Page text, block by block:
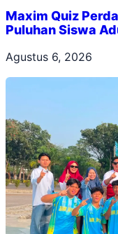
Maxim Quiz
Puluhan Siswa
Agustus 6, 2026